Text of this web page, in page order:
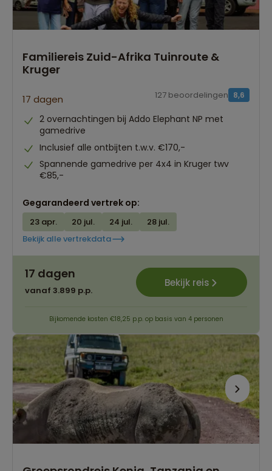
Familiereis Zuid-Afrika Tuinroute &
Kruger
17 dagen 8,6
127 beoordelingen
2 overnachtingen bij Addo Elephant NP met
gamedrive
Inclusief alle ontbijten t.w.v. €170,-
Spannende gamedrive per 4x4 in Kruger twv
€85,-
Gegarandeerd vertrek op:
23 apr. 20 jul. 24 jul.
28 jul.
Bekijk alle vertrekdata
17 dagen
vanaf 3.899 p.p.
Bekijk reis
Bijkomende kosten €18,25 p.p. op basis van 4 personen